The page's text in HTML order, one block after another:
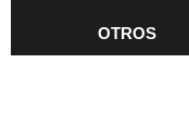
OTROS